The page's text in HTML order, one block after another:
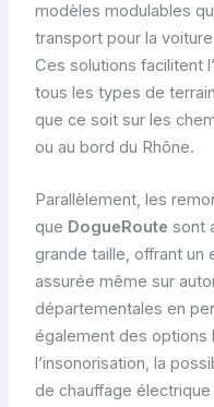
modèles modulables
transport pour la
Ces solutions facilitent
tous les types de
que ce soit sur les
ou au bord du Rhône.
Parallèlement, les
que DogueRoute sont
grande taille, offrant un
assurée même sur
départementales en
également des options
l’insonorisation, la
de chauffage